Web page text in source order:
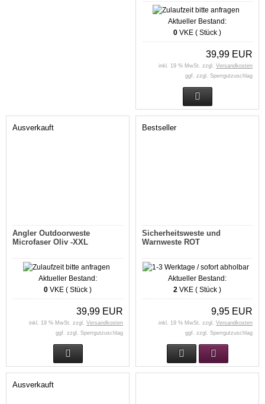
Aktueller Bestand:
0 VKE ( Stück )
39,99 EUR
inkl. 19 % MwSt. zzgl. Versandkosten
ggf. zzgl. Sperrgutzuschlag
Ausverkauft
Angler Outdoorweste
Microfaser Oliv -XXL
Aktueller Bestand:
0 VKE ( Stück )
39,99 EUR
inkl. 19 % MwSt. zzgl. Versandkosten
ggf. zzgl. Sperrgutzuschlag
Bestseller
Sicherheitsweste und
Warnweste ROT
Aktueller Bestand:
2 VKE ( Stück )
9,95 EUR
inkl. 19 % MwSt. zzgl. Versandkosten
ggf. zzgl. Sperrgutzuschlag
Ausverkauft